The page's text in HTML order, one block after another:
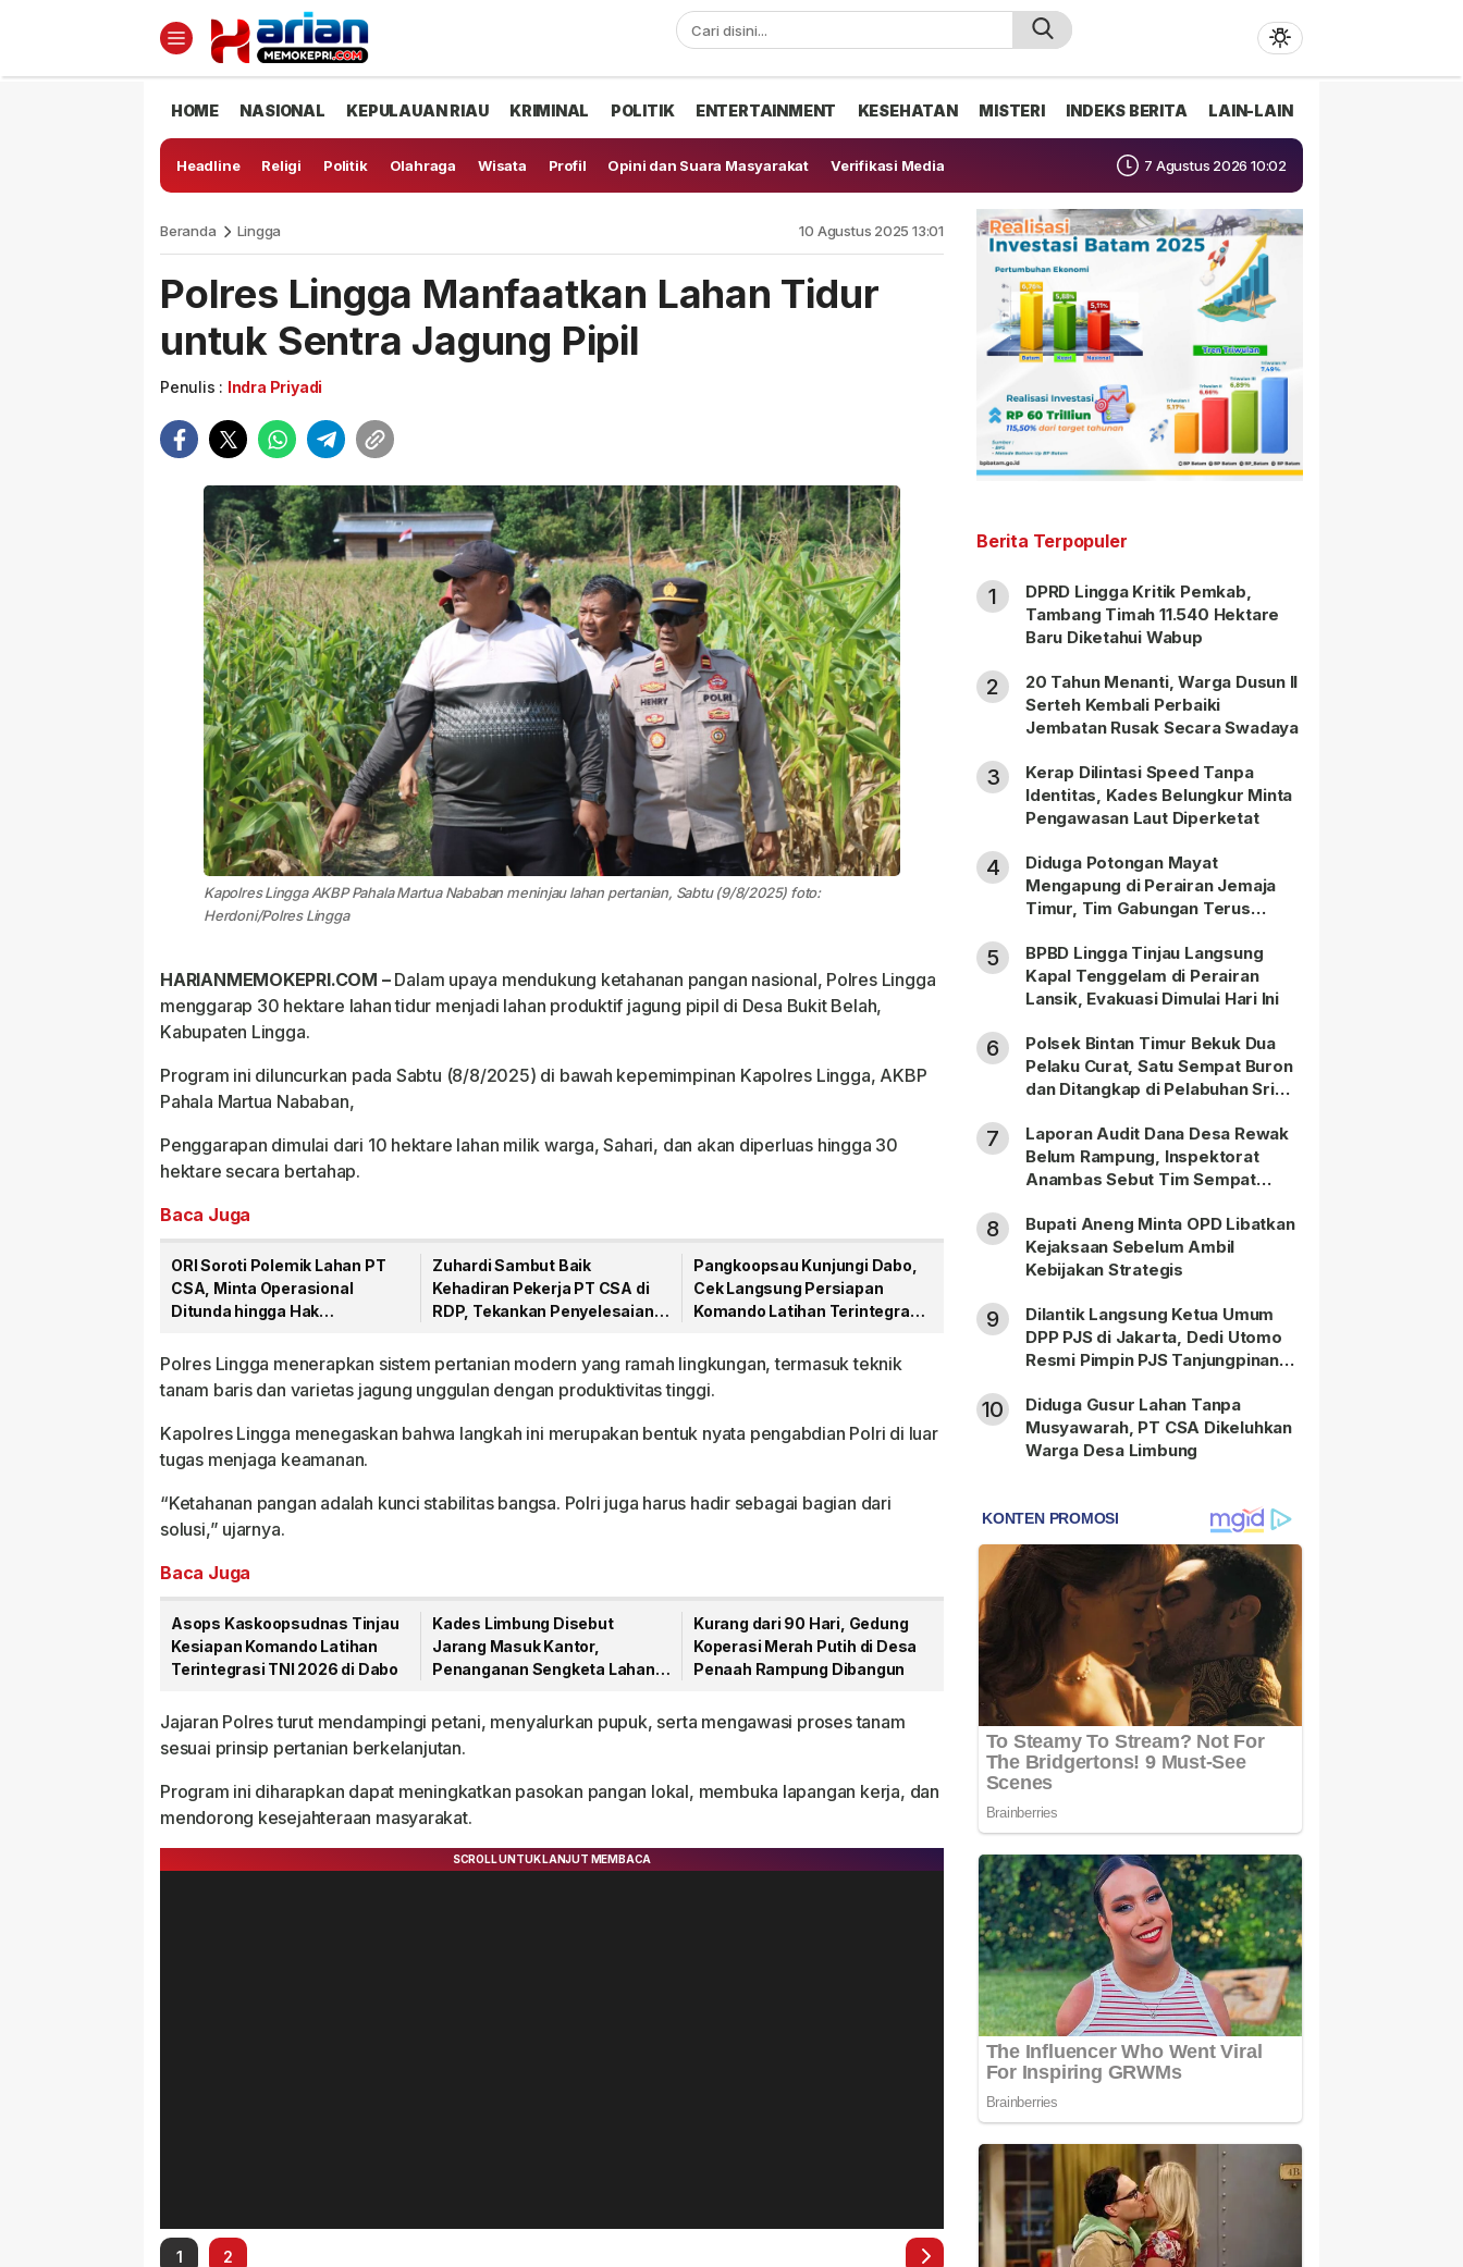
HOME NASIONAL KEPULAUAN RIAU KRIMINAL POLITIK ENTERTAINMENT KESEHATAN MISTERI INDEKS BERITA LAIN-LAIN
Headline Religi Politik Olahraga Wisata Profil Opini dan Suara Masyarakat Verifikasi Media 7 Agustus 2026 10:02
Beranda Lingga 10 Agustus 2025 13:01
Polres Lingga Manfaatkan Lahan Tidur
untuk Sentra Jagung Pipil
Penulis : Indra Priyadi
Kapolres Lingga AKBP Pahala Martua Nababan meninjau lahan pertanian, Sabtu (9/8/2025) foto:
Herdoni/Polres Lingga
HARIANMEMOKEPRI.COM –Dalam upaya mendukung ketahanan pangan nasional, Polres Lingga
menggarap 30 hektare lahan tidur menjadi lahan produktif jagung pipil di Desa Bukit Belah,
Kabupaten Lingga.
Program ini diluncurkan pada Sabtu (8/8/2025) di bawah kepemimpinan Kapolres Lingga, AKBP
Pahala Martua Nababan,
Penggarapan dimulai dari 10 hektare lahan milik warga, Sahari, dan akan diperluas hingga 30
hektare secara bertahap.
Baca Juga
ORI Soroti Polemik Lahan PT
CSA, Minta Operasional
Ditunda hingga Hak
Zuhardi Sambut Baik
Kehadiran Pekerja PT CSA di
RDP, Tekankan Penyelesaian
Pangkoopsau Kunjungi Dabo,
Cek Langsung Persiapan
Komando Latihan Terintegrasi
Polres Lingga menerapkan sistem pertanian modern yang ramah lingkungan, termasuk teknik
tanam baris dan varietas jagung unggulan dengan produktivitas tinggi.
Kapolres Lingga menegaskan bahwa langkah ini merupakan bentuk nyata pengabdian Polri di luar
tugas menjaga keamanan.
“Ketahanan pangan adalah kunci stabilitas bangsa. Polri juga harus hadir sebagai bagian dari
solusi,” ujarnya.
Baca Juga
Asops Kaskoopsudnas Tinjau
Kesiapan Komando Latihan
Terintegrasi TNI 2026 di Dabo
Kades Limbung Disebut
Jarang Masuk Kantor,
Penanganan Sengketa Lahan
Kurang dari 90 Hari, Gedung
Koperasi Merah Putih di Desa
Penaah Rampung Dibangun
Jajaran Polres turut mendampingi petani, menyalurkan pupuk, serta mengawasi proses tanam
sesuai prinsip pertanian berkelanjutan.
Program ini diharapkan dapat meningkatkan pasokan pangan lokal, membuka lapangan kerja, dan
mendorong kesejahteraan masyarakat.
1 2
Berita Terpopuler
1
DPRD Lingga Kritik Pemkab,
Tambang Timah 11.540 Hektare
Baru Diketahui Wabup
2
20 Tahun Menanti, Warga Dusun II
Serteh Kembali Perbaiki
Jembatan Rusak Secara Swadaya
3
Kerap Dilintasi Speed Tanpa
Identitas, Kades Belungkur Minta
Pengawasan Laut Diperketat
4
Diduga Potongan Mayat
Mengapung di Perairan Jemaja
Timur, Tim Gabungan Terus
5
BPBD Lingga Tinjau Langsung
Kapal Tenggelam di Perairan
Lansik, Evakuasi Dimulai Hari Ini
6
Polsek Bintan Timur Bekuk Dua
Pelaku Curat, Satu Sempat Buron
dan Ditangkap di Pelabuhan Sri
7
Laporan Audit Dana Desa Rewak
Belum Rampung, Inspektorat
Anambas Sebut Tim Sempat
8
Bupati Aneng Minta OPD Libatkan
Kejaksaan Sebelum Ambil
Kebijakan Strategis
9
Dilantik Langsung Ketua Umum
DPP PJS di Jakarta, Dedi Utomo
Resmi Pimpin PJS Tanjungpinang-
10
Diduga Gusur Lahan Tanpa
Musyawarah, PT CSA Dikeluhkan
Warga Desa Limbung